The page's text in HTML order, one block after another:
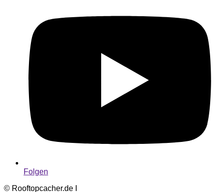
Folgen
© Rooftopcacher.de I